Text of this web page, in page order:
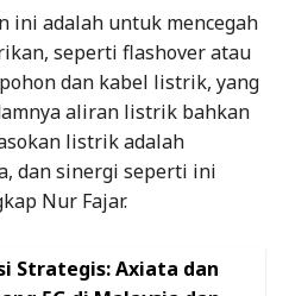
ini adalah untuk mencegah
seperti flashover atau
dan kabel listrik, yang
aliran listrik bahkan
listrik adalah
dan sinergi seperti ini
Nur Fajar.
Strategis: Axiata dan